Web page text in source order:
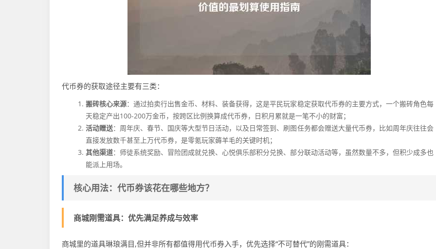
代币券的获取途径主要有三类：
搬砖核心来源：通过拍卖行出售金币、材料、装备获得，这是平民玩家稳定获取代币券的主要方式，一个搬砖角色每
天稳定产出100-200万金币，按跨区比例换算成代币券，日积月累就是一笔不小的财富；
活动赠送：周年庆、春节、国庆等大型节日活动，以及日常签到、刷图任务都会赠送大量代币券，比如周年庆往往会
直接发放数千甚至上万代币券，是零氪玩家薅羊毛的关键时机；
其他渠道：师徒系统奖励、冒险团成就兑换、心悦俱乐部积分兑换、部分联动活动等，虽然数量不多，但积少成多也
能派上用场。
核心用法：代币券该花在哪些地方？
商城刚需道具：优先满足养成与效率
商城里的道具琳琅满目,但并非所有都值得用代币券入手，优先选择“不可替代”的刚需道具：